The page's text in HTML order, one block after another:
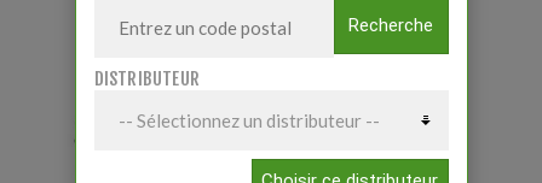
Recherche
DISTRIBUTEUR